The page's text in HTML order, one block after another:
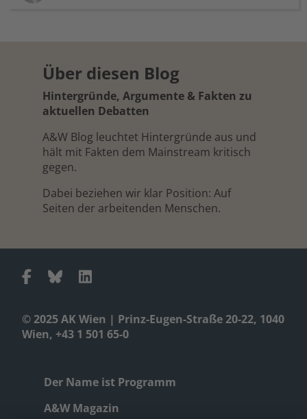
© 2025 AK Wien | Prinz-Eugen-Straße 20-22, 1040
Wien, +43 1 501 65-0
Der Name ist Programm
A&W Magazin
Über diesen Blog
Hintergründe, Argumente & Fakten zu
aktuellen Debatten
A&W Blog leuchtet Hintergründe aus und
hält mit Fakten dem Mainstream kritisch
gegen.
Dabei beziehen wir klar Position: Auf
Seiten der arbeitenden Menschen.